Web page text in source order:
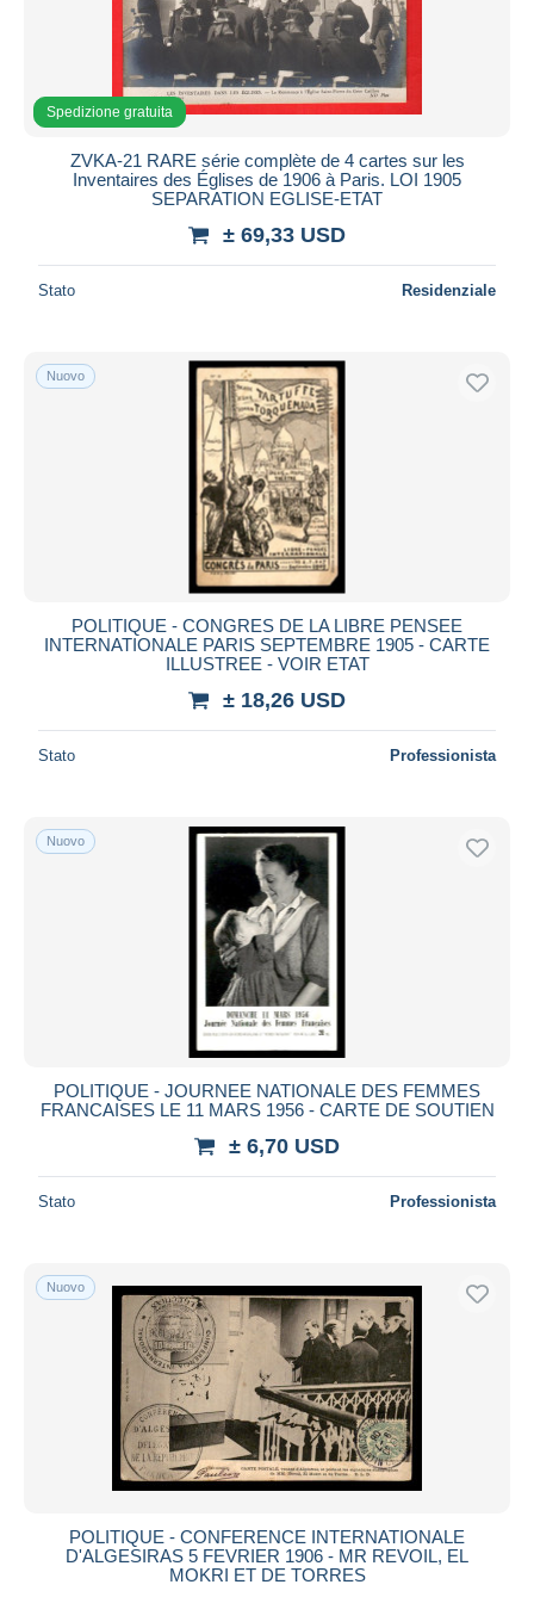
Spedizione gratuita
ZVKA-21 RARE série complète de 4 cartes sur les
Inventaires des Églises de 1906 à Paris. LOI 1905
SEPARATION EGLISE-ETAT
± 69,33 USD
Stato Residenziale
Nuovo
POLITIQUE - CONGRES DE LA LIBRE PENSEE
INTERNATIONALE PARIS SEPTEMBRE 1905 - CARTE
ILLUSTREE - VOIR ETAT
± 18,26 USD
Stato Professionista
Nuovo
POLITIQUE - JOURNEE NATIONALE DES FEMMES
FRANCAISES LE 11 MARS 1956 - CARTE DE SOUTIEN
± 6,70 USD
Stato Professionista
Nuovo
POLITIQUE - CONFERENCE INTERNATIONALE
D'ALGESIRAS 5 FEVRIER 1906 - MR REVOIL, EL
MOKRI ET DE TORRES